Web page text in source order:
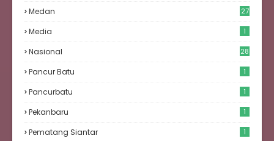
Medan
27
Media 1
Nasional 28
Pancur Batu 1
Pancurbatu 1
Pekanbaru 1
Pematang Siantar 1